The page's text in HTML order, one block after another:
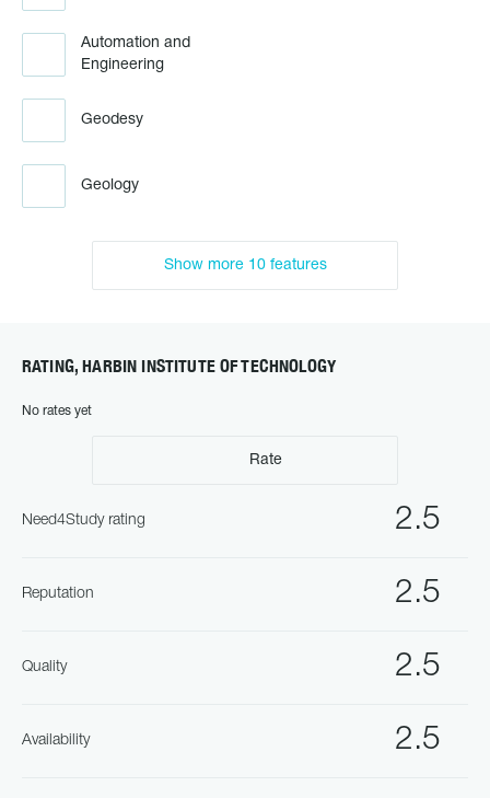
Automation and
Engineering
Geodesy
Geology
Show more 10 features
RATING, HARBIN INSTITUTE OF TECHNOLOGY
No rates yet
Rate
2.5
Need4Study rating
2.5
Reputation
2.5
Quality
2.5
Availability